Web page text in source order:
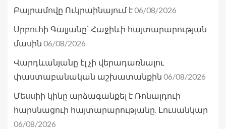
Բայրամովը Ուկրաինայում է06/08/2026
Սրբուհի Գալյանը՝ Հաջիևի հայտարարության
մասին 06/08/2026
Վարդևանյանը էլ չի վերադառնալու
փաստաբանական աշխատանքին 06/08/2026
Մեսսիի կինը արձագանքել է Ռոնալդուի
հարսնացուի հայտարարությանը. Լուսանկար
06/08/2026